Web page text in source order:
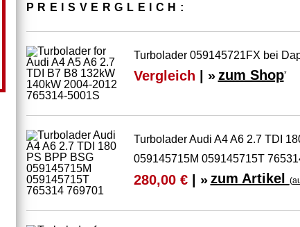
PREIS­VER­GLEICH:
Turbolader 059145721FX bei
Vergleich | » zum Shop*
Turbolader Audi A4 A6 2.7 TDI
059145715M 059145715T
280,00 €| » zum Artikel